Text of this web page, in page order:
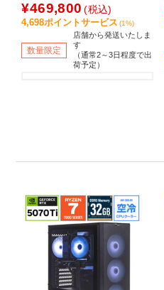
¥469,800 (税込)
4,698ポイントサービス (1%)
数量限定
店舗から発送いたしま
す
（通常2～3日程度で出
荷予定）